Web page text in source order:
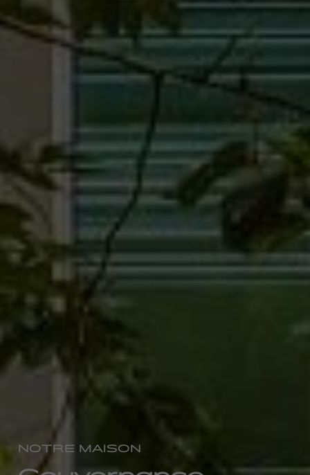
NOTRE MAISON